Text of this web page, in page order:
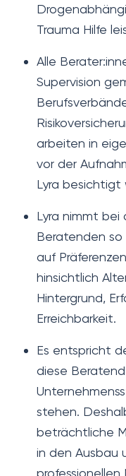
Trauma Hilfe
Alle
Supervision
arbeiten in
vor der
Lyra besichtigt
Lyra nimmt bei
Beratenden
auf
hinsichtlich
Hintergrund,
Erreichbarkeit.
Es entspricht
diese
stehen.
beträchtliche
in den Ausbau
professionellen